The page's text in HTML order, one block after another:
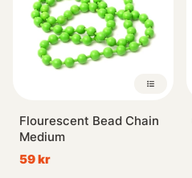
Flourescent Bead Chain
Medium
59 kr